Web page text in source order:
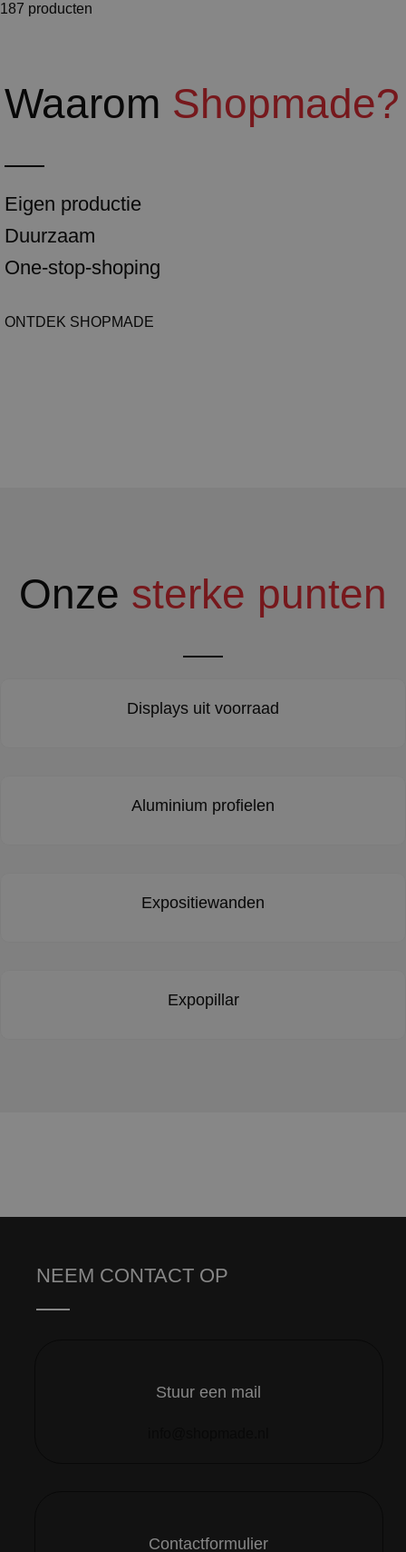
187 producten
Waarom Shopmade?
Eigen productie
Duurzaam
One-stop-shoping
ONTDEK SHOPMADE
Onze sterke punten
Displays uit voorraad
Aluminium profielen
Expositiewanden
Expopillar
NEEM CONTACT OP
Stuur een mail
Contactformulier